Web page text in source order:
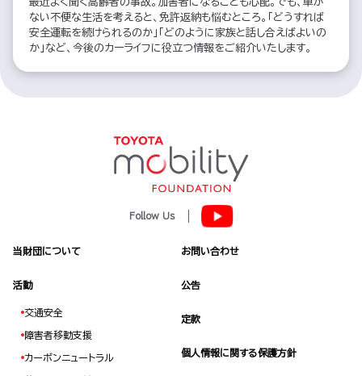
ない不便な生活を考えると、免許返納も悩むところ。「どうすれば
安全運転を続けられるのか」「どのように家族と話し合えばよいの
か」など、今後のカーライフに役立つ情報をご紹介いたします。
Follow Us
当財団について
活動
交通安全
障害者移動支援
カーボンニュートラル
お問い合わせ
公告
定款
個人情報に関する保護方針